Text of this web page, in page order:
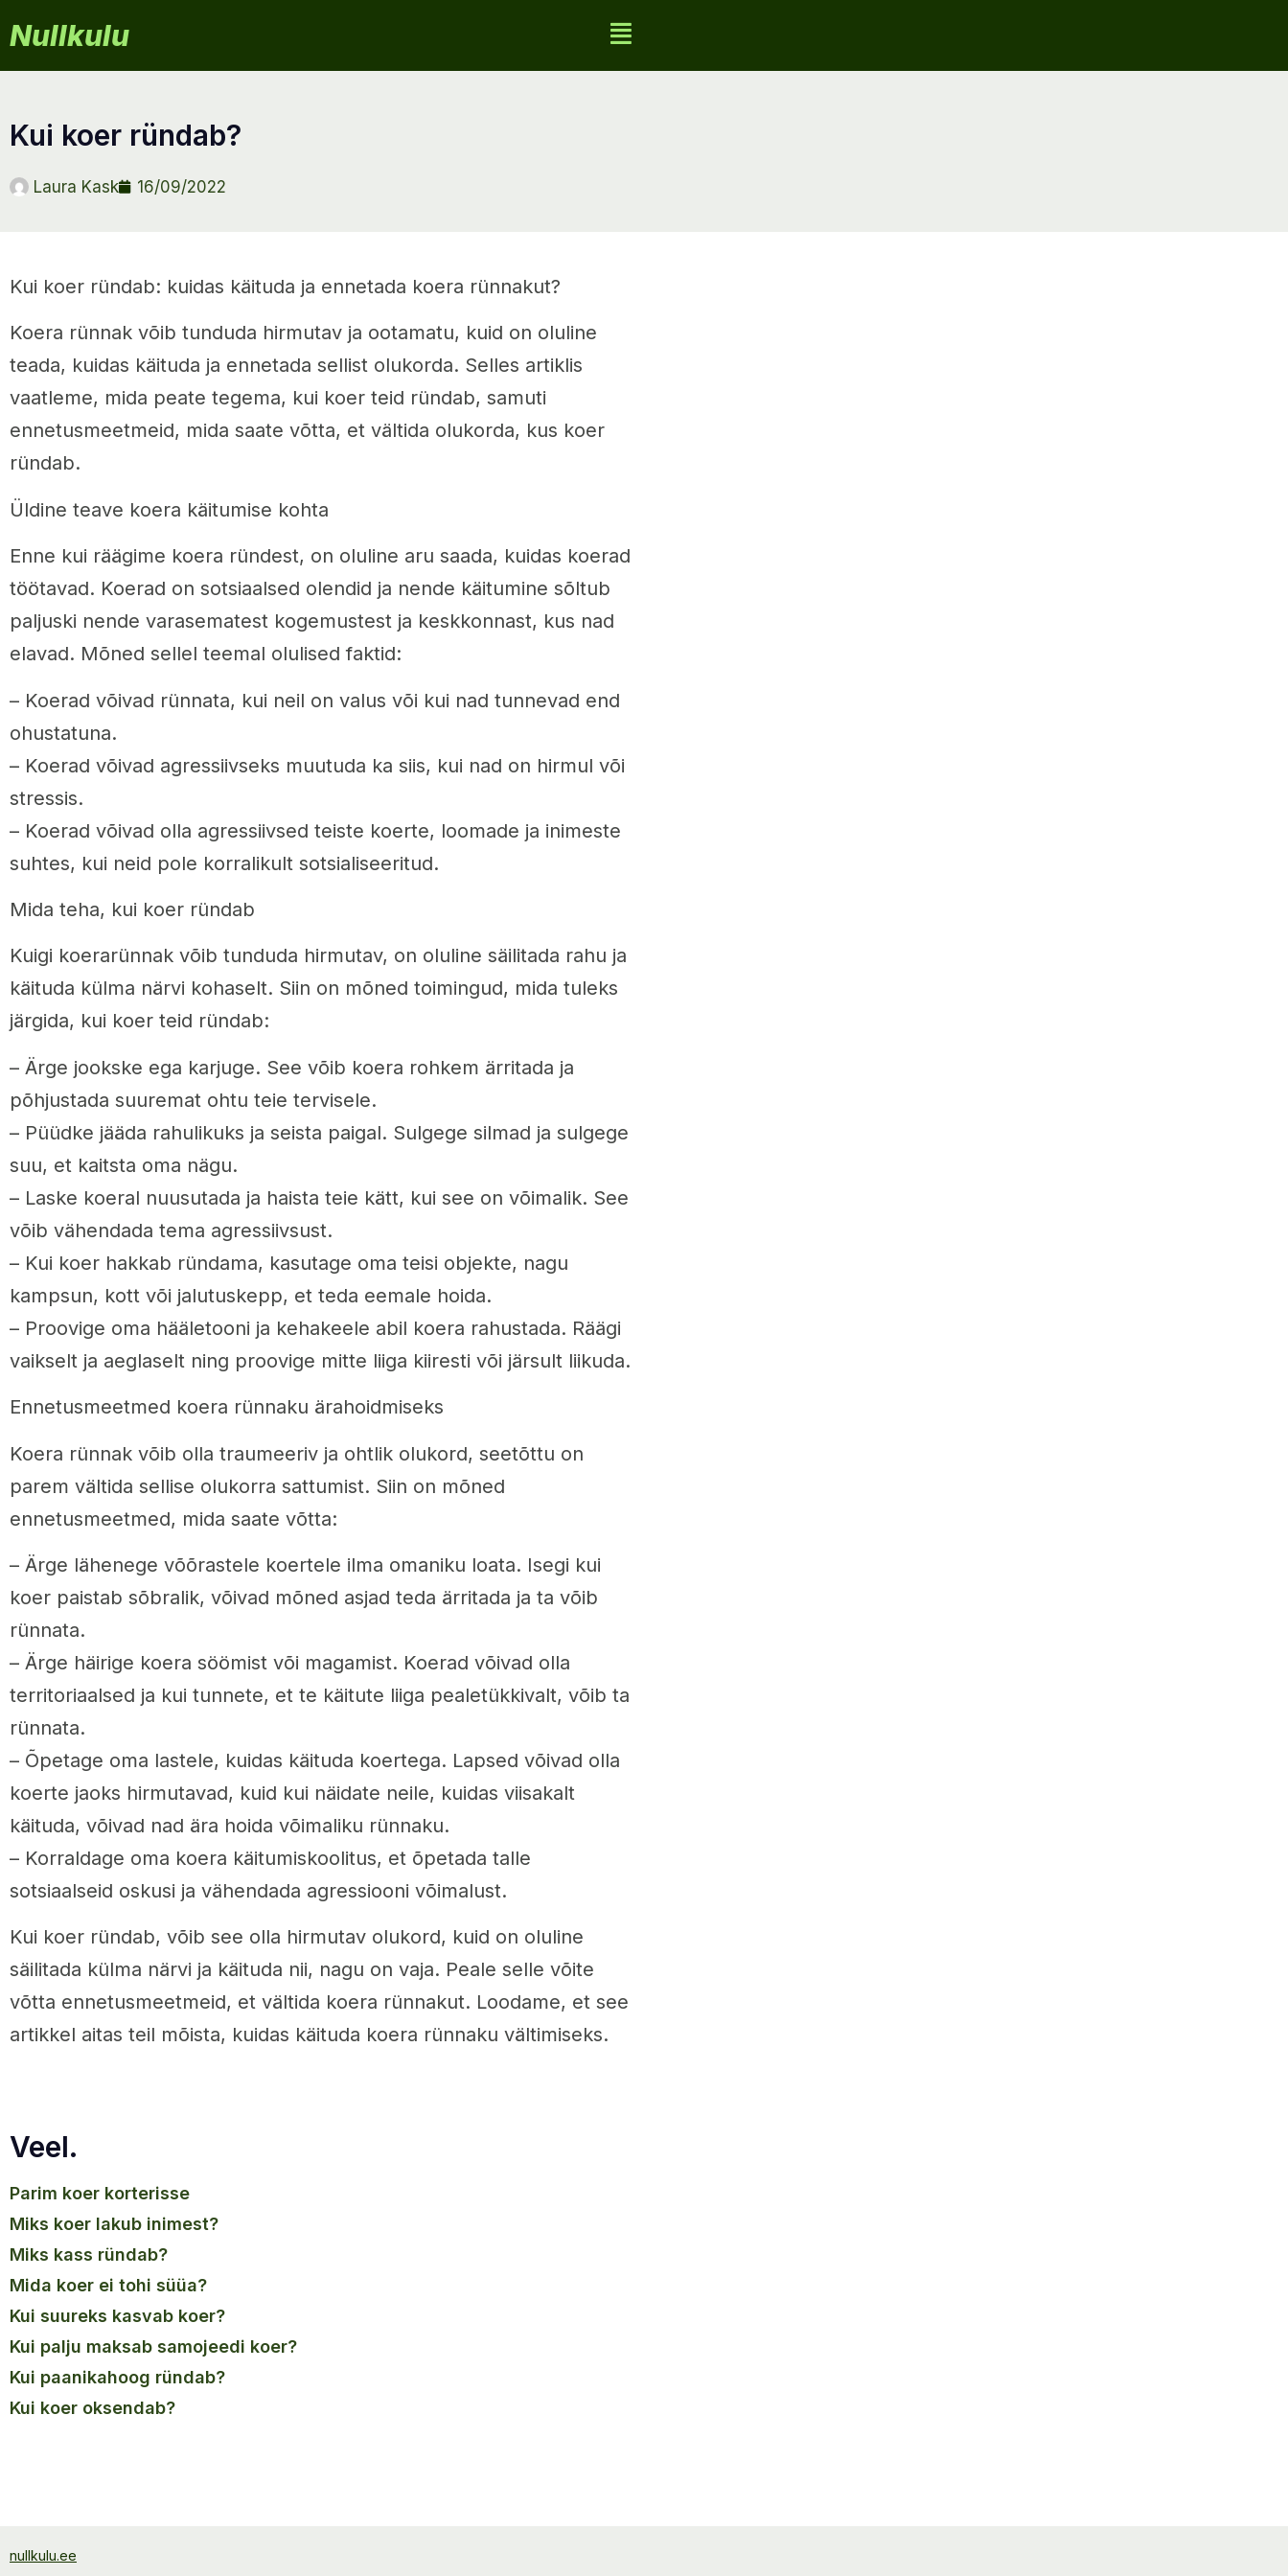
Nullkulu
kui koer ründab?
Laura Kask 16/09/2022
Kui koer ründab: kuidas käituda ja ennetada koera rünnakut?
Koera rünnak võib tunduda hirmutav ja ootamatu, kuid on oluline
teada, kuidas käituda ja ennetada sellist olukorda. Selles artiklis
vaatleme, mida peate tegema, kui koer teid ründab, samuti
ennetusmeetmeid, mida saate võtta, et vältida olukorda, kus koer
ründab.
Üldine teave koera käitumise kohta
Enne kui räägime koera ründest, on oluline aru saada, kuidas koerad
töötavad. Koerad on sotsiaalsed olendid ja nende käitumine sõltub
paljuski nende varasematest kogemustest ja keskkonnast, kus nad
elavad. Mõned sellel teemal olulised faktid:
– Koerad võivad rünnata, kui neil on valus või kui nad tunnevad end
ohustatuna.
– Koerad võivad agressiivseks muutuda ka siis, kui nad on hirmul või
stressis.
– Koerad võivad olla agressiivsed teiste koerte, loomade ja inimeste
suhtes, kui neid pole korralikult sotsialiseeritud.
Mida teha, kui koer ründab
Kuigi koerarünnak võib tunduda hirmutav, on oluline säilitada rahu ja
käituda külma närvi kohaselt. Siin on mõned toimingud, mida tuleks
järgida, kui koer teid ründab:
– Ärge jookske ega karjuge. See võib koera rohkem ärritada ja
põhjustada suuremat ohtu teie tervisele.
– Püüdke jääda rahulikuks ja seista paigal. Sulgege silmad ja sulgege
suu, et kaitsta oma nägu.
– Laske koeral nuusutada ja haista teie kätt, kui see on võimalik. See
võib vähendada tema agressiivsust.
– Kui koer hakkab ründama, kasutage oma teisi objekte, nagu
kampsun, kott või jalutuskepp, et teda eemale hoida.
– Proovige oma hääletooni ja kehakeele abil koera rahustada. Räägi
vaikselt ja aeglaselt ning proovige mitte liiga kiiresti või järsult liikuda.
Ennetusmeetmed koera rünnaku ärahoidmiseks
Koera rünnak võib olla traumeeriv ja ohtlik olukord, seetõttu on
parem vältida sellise olukorra sattumist. Siin on mõned
ennetusmeetmed, mida saate võtta:
– Ärge lähenege võõrastele koertele ilma omaniku loata. Isegi kui
koer paistab sõbralik, võivad mõned asjad teda ärritada ja ta võib
rünnata.
– Ärge häirige koera söömist või magamist. Koerad võivad olla
territoriaalsed ja kui tunnete, et te käitute liiga pealetükkivalt, võib ta
rünnata.
– Õpetage oma lastele, kuidas käituda koertega. Lapsed võivad olla
koerte jaoks hirmutavad, kuid kui näidate neile, kuidas viisakalt
käituda, võivad nad ära hoida võimaliku rünnaku.
– Korraldage oma koera käitumiskoolitus, et õpetada talle
sotsiaalseid oskusi ja vähendada agressiooni võimalust.
Kui koer ründab, võib see olla hirmutav olukord, kuid on oluline
säilitada külma närvi ja käituda nii, nagu on vaja. Peale selle võite
võtta ennetusmeetmeid, et vältida koera rünnakut. Loodame, et see
artikkel aitas teil mõista, kuidas käituda koera rünnaku vältimiseks.
Veel.
parim koer korterisse
miks koer lakub inimest?
miks kass ründab?
mida koer ei tohi süüa?
kui suureks kasvab koer?
kui palju maksab samojeedi koer?
kui paanikahoog ründab?
kui koer oksendab?
nullkulu.ee